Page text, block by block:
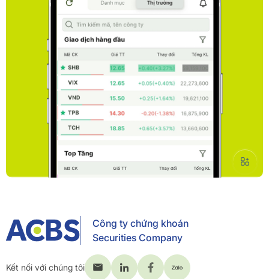
Công ty chứng khoán
Securities Company
Kết nối với chúng tôi